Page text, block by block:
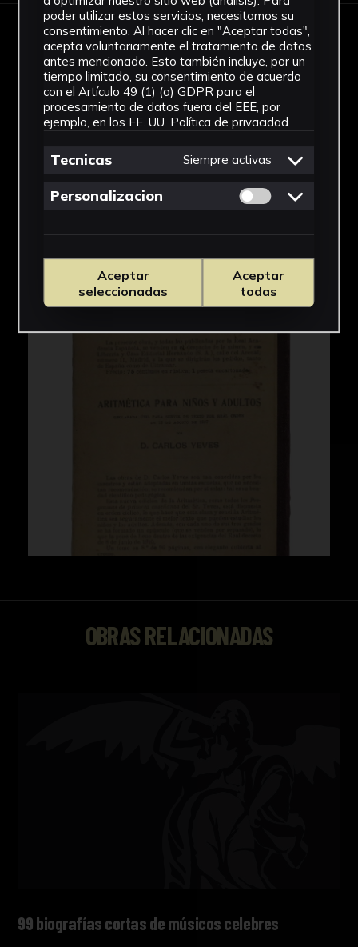
IMÁGENES
OBRAS RELACIONADAS
99 biografías cortas de músicos celebres
poder utilizar estos servicios, necesitamos su
consentimiento. Al hacer clic en "Aceptar todas",
acepta voluntariamente el tratamiento de datos
antes mencionado. Esto también incluye, por un
tiempo limitado, su consentimiento de acuerdo
con el Artículo 49 (1) (a) GDPR para el
procesamiento de datos fuera del EEE, por
ejemplo, en los EE. UU. Política de privacidad
Tecnicas Siempre activas
Personalizacion Permitir cookies
Aceptar
seleccionadas
Aceptar
todas